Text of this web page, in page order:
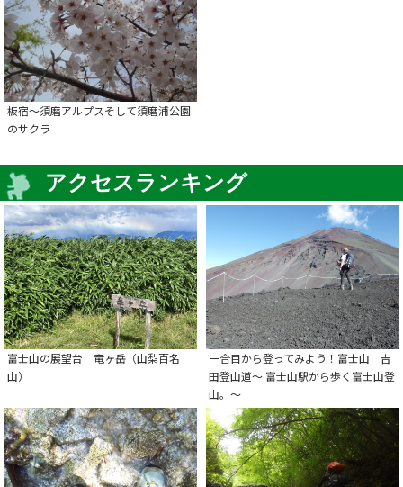
板宿～須磨アルプスそして須磨浦公園
のサクラ
アクセスランキング
富士山の展望台 竜ヶ岳（山梨百名
山）
一合目から登ってみよう！富士山 吉
田登山道～ 富士山駅から歩く富士山登
山。～